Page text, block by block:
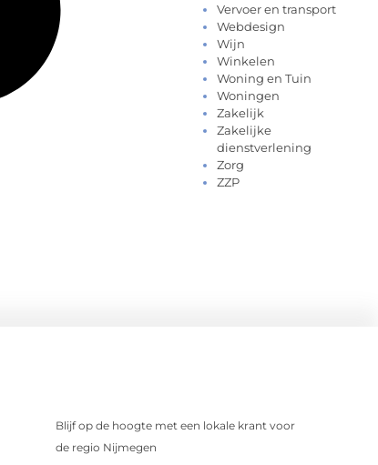
Vervoer en transport
Webdesign
Wijn
Winkelen
Woning en Tuin
Woningen
Zakelijk
Zakelijke
dienstverlening
Zorg
ZZP
Blijf op de hoogte met een lokale krant voor
de regio Nijmegen